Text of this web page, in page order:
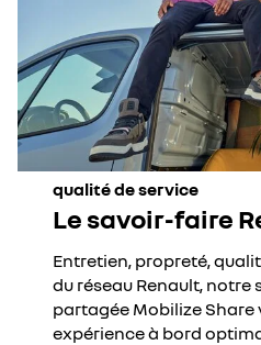
qualité de service
Le savoir-faire
Entretien, propreté,
du réseau Renault, notre
partagée Mobilize
expérience à bord